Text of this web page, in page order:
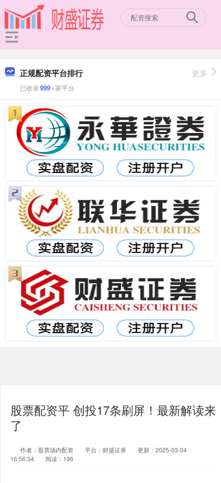
正规配资平台排行
已收录999+家平台
更多
股票配资平 创投17条刷屏！最新解读来
了
作者：股票场内配资 平台：财盛证券
更新：2025-03-04
16:56:34
阅读：196